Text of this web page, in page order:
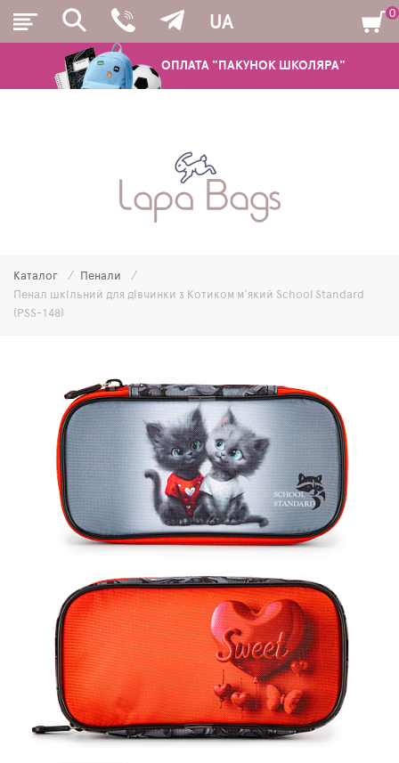
ОПЛАТА "ПАКУНОК ШКОЛЯРА"
UA
ШКІЛЬНІ РЮКЗАКИ ТА РАНЦІ
МОЛОДІЖНІ РЮКЗАКИ
ПЛЯШКИ ДЛЯ ВОДИ
DELUNE
SCHOOL STANDARD
SKYNAME
РОЗПРОДАЖ
0
Каталог
Пенали
Пенал шкільний для дівчинки з Котиком м'який School Standard
(PSS-148)